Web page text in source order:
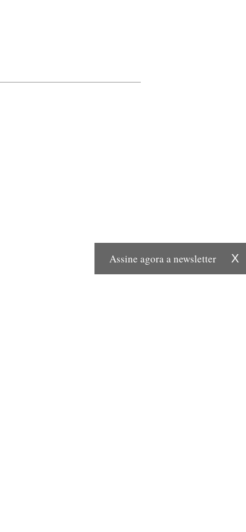
X
Assine agora a newsletter